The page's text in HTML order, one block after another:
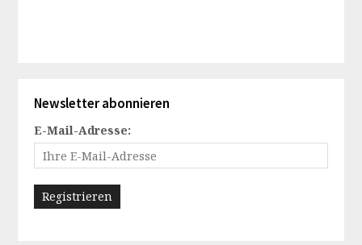
Newsletter abonnieren
E-Mail-Adresse: